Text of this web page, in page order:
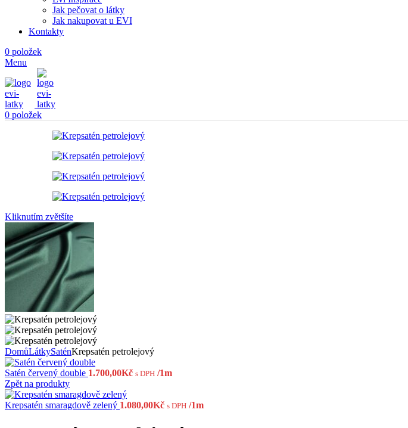
Jak pečovat o látky
Jak nakupovat u EVI
Kontakty
0 položek
Menu
0 položek
Kliknutím zvětšíte
DomůLátkySaténKrepsatén petrolejový
Satén červený double 1.700,00Kč s DPH /1m
Zpět na produkty
Krepsatén smaragdově zelený 1.080,00Kč s DPH /1m